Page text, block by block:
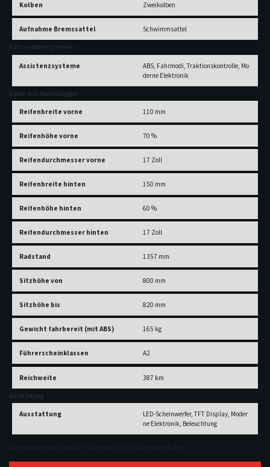
Kolben Zweikolben
Aufnahme Bremssattel Schwimmsattel
Fahrassistenzsysteme
Assistenzsysteme
ABS, Fahrmodi, Traktionskontrolle, Mo
derne Elektronik
Daten und Abmessungen
Reifenbreite vorne 110 mm
Reifenhöhe vorne 70 %
Reifendurchmesser vorne 17 Zoll
Reifenbreite hinten 150 mm
Reifenhöhe hinten 60 %
Reifendurchmesser hinten 17 Zoll
Radstand 1357 mm
Sitzhöhe von 800 mm
Sitzhöhe bis 820 mm
Gewicht fahrbereit (mit ABS) 165 kg
Führerscheinklassen A2
Reichweite 387 km
Ausstattung
Ausstattung
LED-Scheinwerfer, TFT Display, Moder
ne Elektronik, Beleuchtung